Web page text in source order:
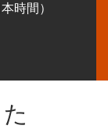
時間）